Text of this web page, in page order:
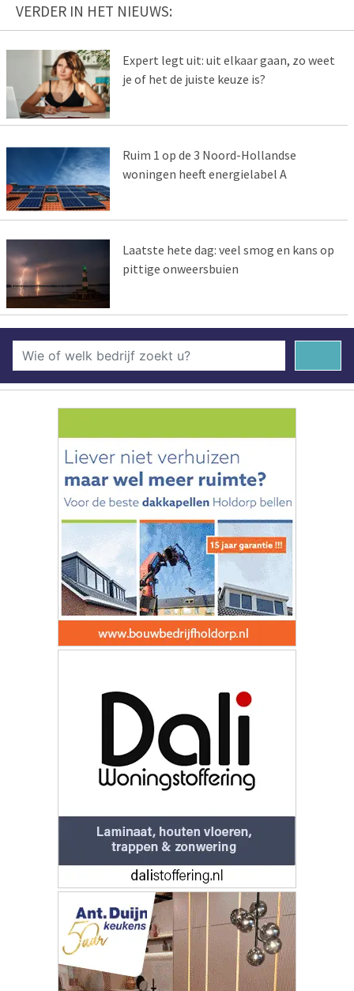
VERDER IN HET NIEUWS:
Expert legt uit: uit elkaar gaan, zo weet
je of het de juiste keuze is?
Ruim 1 op de 3 Noord-Hollandse
woningen heeft energielabel A
Laatste hete dag: veel smog en kans op
pittige onweersbuien